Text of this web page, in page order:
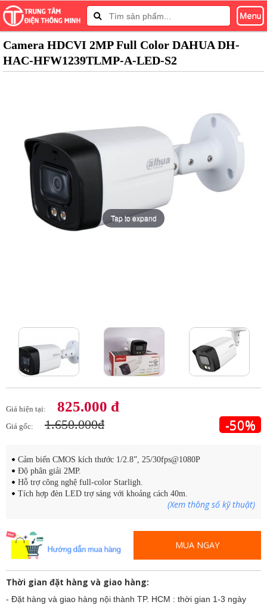
Camera HDCVI 2MP Full Color DAHUA DH-
HAC-HFW1239TLMP-A-LED-S2
Tap to expand
Giá hiện tại: 825.000 đ
Giá gốc: 1.650.000đ -50%
Cảm biến CMOS kích thước 1/2.8”, 25/30fps@1080P
Độ phân giải 2MP.
Hỗ trợ công nghệ full-color Starligh.
Tích hợp đèn LED trợ sáng với khoảng cách 40m.
(Xem thông số kỹ thuật)
MUA NGAY
Thời gian đặt hàng và giao hàng:
- Đặt hàng và giao hàng nội thành TP. HCM : thời gian 1-3 ngày